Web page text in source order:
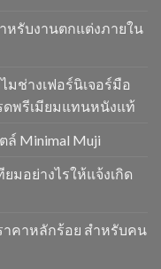
หรับงานตกแต่งภายใน
มช่างเฟอร์นิเจอร์มือ
ดพรีเมียมแทนหนังแท้
ล์ Minimal Muji
มอย่างไรให้แจ้งเกิด
คาหลักร้อย สำหรับคน